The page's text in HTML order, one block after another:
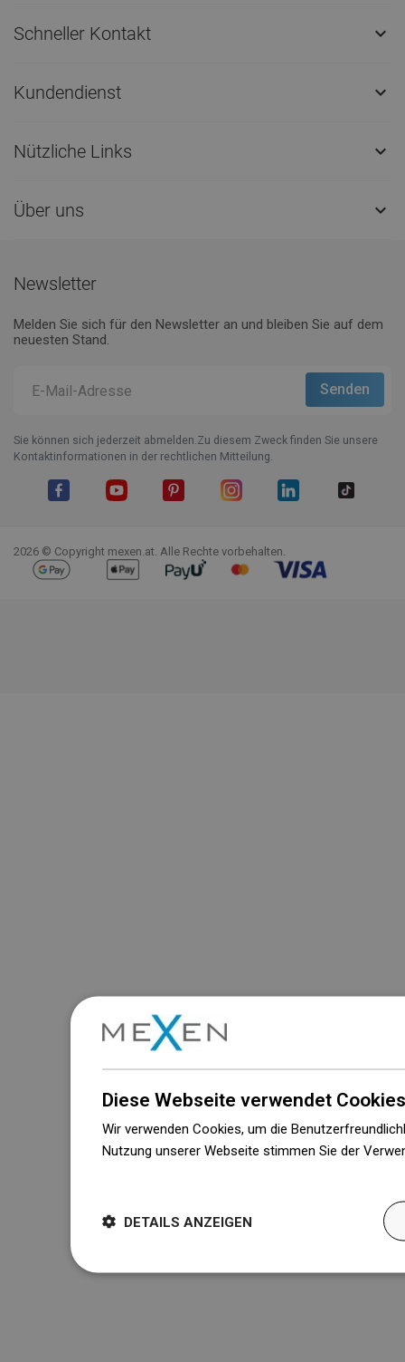
Schneller Kontakt 
Kundendienst 
Nützliche Links 
Über uns 
Newsletter
Melden Sie sich für den Newsletter an und bleiben Sie auf dem
neuesten Stand.
Sie können sich jederzeit abmelden.Zu diesem Zweck finden Sie unsere
Kontaktinformationen in der rechtlichen Mitteilung.
2026 © Copyright mexen.at. Alle Rechte vorbehalten.
Diese Webseite verwendet
Wir verwenden Cookies, um die
Nutzung unserer Webseite stimmen Sie der
DETAILS ANZEIGEN